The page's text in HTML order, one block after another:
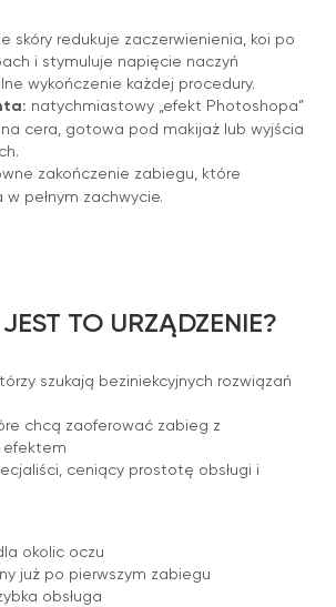
skóry redukuje zaczerwienienia, koi po
i stymuluje napięcie naczyń
wykończenie każdej procedury.
natychmiastowy „efekt Photoshopa”
cera, gotowa pod makijaż lub wyjścia
zakończenie zabiegu, które
pełnym zachwycie.
TO URZĄDZENIE?
szukają beziniekcyjnych rozwiązań
chcą zaoferować zabieg z
efektem
ceniący prostotę obsługi i
okolic oczu
już po pierwszym zabiegu
obsługa